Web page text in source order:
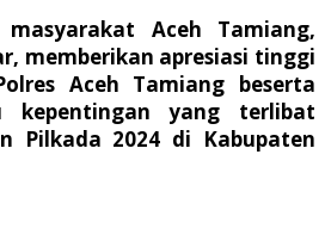
Aceh Tamiang,
memberikan apresiasi tinggi
Aceh Tamiang beserta
kepentingan yang terlibat
Pilkada 2024 di Kabupaten